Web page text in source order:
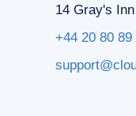
14 Gray's
+44 20 80 89